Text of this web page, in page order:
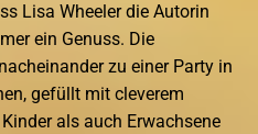
Lisa Wheeler die Autorin
ein Genuss. Die
zu einer Party in
gefüllt mit cleverem
als auch Erwachsene